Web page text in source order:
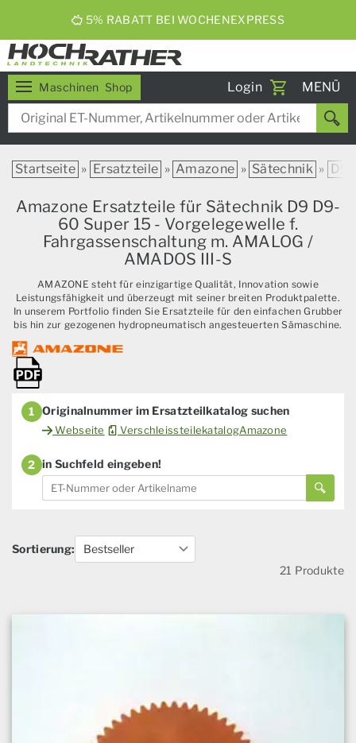
5% RABATT BEI WOCHENEXPRESS
Maschinen Shop Login
Toggle
MENÜ
Startseite » Ersatzteile » Amazone » Sätechnik » D9
Amazone Ersatzteile für Sätechnik D9 D9-
60 Super 15 - Vorgelegewelle f.
Fahrgassenschaltung m. AMALOG /
AMADOS III-S
AMAZONE steht für einzigartige Qualität, Innovation sowie
Leistungsfähigkeit und überzeugt mit seiner breiten Produktpalette.
In unserem Portfolio finden Sie Ersatzteile für den einfachen Grubber
bis hin zur gezogenen hydropneumatisch angesteuerten Sämaschine.
1 Originalnummer im Ersatzteilkatalog suchen
Webseite VerschleissteilekatalogAmazone
2 in Suchfeld eingeben!
Sortierung:
21 Produkte